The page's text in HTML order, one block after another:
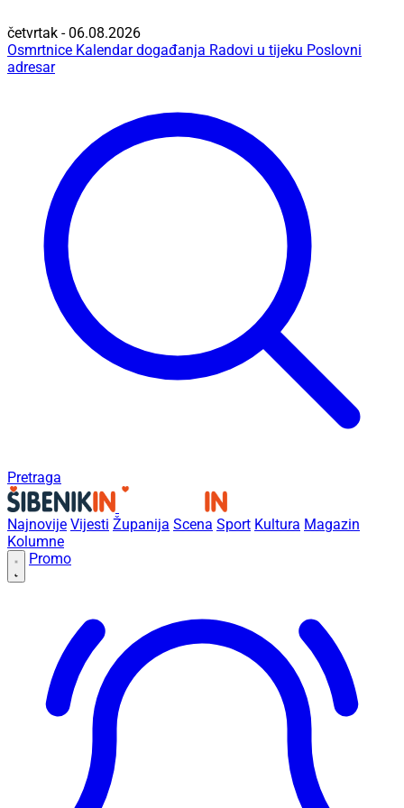
četvrtak - 06.08.2026
Osmrtnice Kalendar događanja Radovi u tijeku Poslovni
adresar
Pretraga
Najnovije Vijesti Županija Scena Sport Kultura Magazin
Kolumne
Promo